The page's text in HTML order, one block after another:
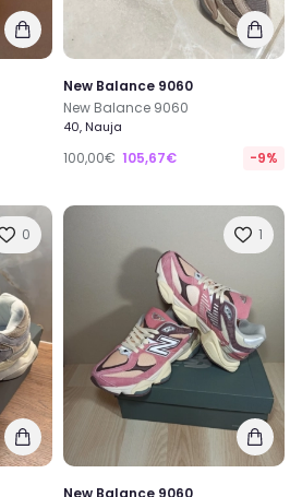
New Balance 9060
New Balance 9060
40, Nauja
100,00€ 105,67€ -9%
0 1
New Balance 9060